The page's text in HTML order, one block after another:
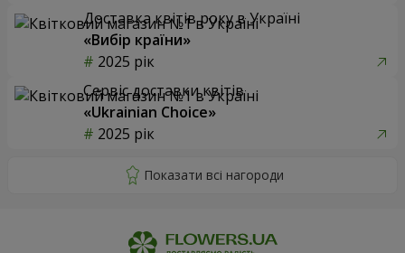
Доставка квітів року в Україні
«Вибір країни»
2025 рік
Сервіс доставки квітів
«Ukrainian Choice»
2025 рік